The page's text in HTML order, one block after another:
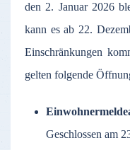
den 2. Januar 2026
kann es ab 22.
Einschränkungen
gelten folgende
Geschlossen am